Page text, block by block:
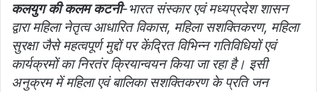
कलयुग की कलम कटनी-भारत संस्कार एवं मध्यप्रदेश शासन
द्वारा महिला नेतृत्व आधारित विकास, महिला सशक्तिकरण, महिला
सुरक्षा जैसे महत्वपूर्ण मुद्दों पर केंद्रित विभिन्न गतिविधियों एवं
कार्यक्रमों का निरतंर क्रियान्वयन किया जा रहा है। इसी
अनुक्रम में महिला एवं बालिका सशक्तिकरण के प्रति जन